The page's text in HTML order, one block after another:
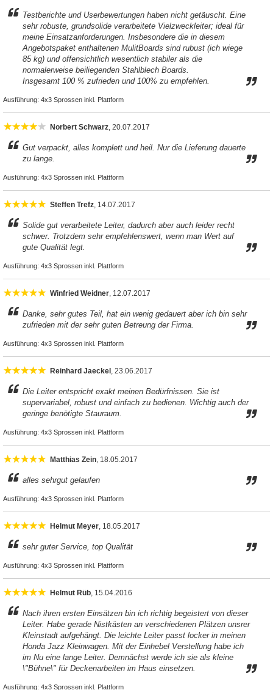
Testberichte und Userbewertungen haben nicht getäuscht. Eine
sehr robuste, grundsolide verarbeitete Vielzweckleiter; ideal für
meine Einsatzanforderungen. Insbesondere die in diesem
Angebotspaket enthaltenen MulitBoards sind rubust (ich wiege
85 kg) und offensichtlich wesentlich stabiler als die
normalerweise beiliegenden Stahlblech Boards.
Insgesamt 100 % zufrieden und 100% zu empfehlen.
Ausführung: 4x3 Sprossen inkl. Plattform
Norbert Schwarz, 20.07.2017
Gut verpackt, alles komplett und heil. Nur die Lieferung dauerte
zu lange.
Ausführung: 4x3 Sprossen inkl. Plattform
Steffen Trefz, 14.07.2017
Solide gut verarbeitete Leiter, dadurch aber auch leider recht
schwer. Trotzdem sehr empfehlenswert, wenn man Wert auf
gute Qualität legt.
Ausführung: 4x3 Sprossen inkl. Plattform
Winfried Weidner, 12.07.2017
Danke, sehr gutes Teil, hat ein wenig gedauert aber ich bin sehr
zufrieden mit der sehr guten Betreung der Firma.
Ausführung: 4x3 Sprossen inkl. Plattform
Reinhard Jaeckel , 23.06.2017
Die Leiter entspricht exakt meinen Bedürfnissen. Sie ist
supervariabel, robust und einfach zu bedienen. Wichtig auch der
geringe benötigte Stauraum.
Ausführung: 4x3 Sprossen inkl. Plattform
Matthias Zein, 18.05.2017
alles sehrgut gelaufen
Ausführung: 4x3 Sprossen inkl. Plattform
Helmut Meyer, 18.05.2017
sehr guter Service, top Qualität
Ausführung: 4x3 Sprossen inkl. Plattform
Helmut Rüb, 15.04.2016
Nach ihren ersten Einsätzen bin ich richtig begeistert von dieser
Leiter. Habe gerade Nistkästen an verschiedenen Plätzen unsrer
Kleinstadt aufgehängt. Die leichte Leiter passt locker in meinen
Honda Jazz Kleinwagen. Mit der Einhebel Verstellung habe ich
im Nu eine lange Leiter. Demnächst werde ich sie als kleine
\"Bühne\" für Deckenarbeiten im Haus einsetzen.
Ausführung: 4x3 Sprossen inkl. Plattform